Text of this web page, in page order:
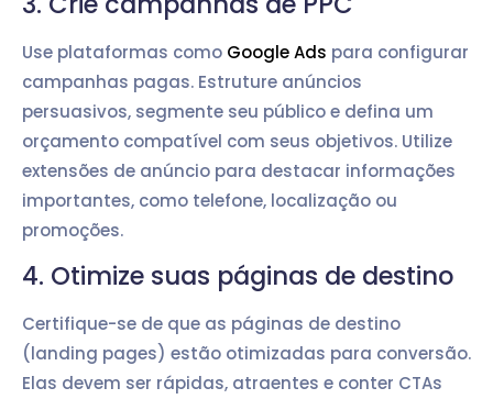
Use plataformas como Google Ads para configurar
campanhas pagas. Estruture anúncios
persuasivos, segmente seu público e defina um
orçamento compatível com seus objetivos. Utilize
extensões de anúncio para destacar informações
importantes, como telefone, localização ou
promoções.
4. Otimize suas páginas de destino
Certifique-se de que as páginas de destino
(landing pages) estão otimizadas para conversão.
Elas devem ser rápidas, atraentes e conter CTAs